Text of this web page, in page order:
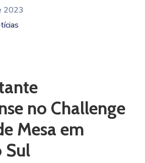
2023
no Challenge
Mesa em
Sul